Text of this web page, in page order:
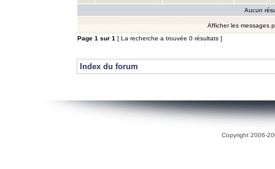
Aucun
Afficher les messages
Page 1 sur 1 [ La recherche a trouvée 0 résultats ]
Index du forum
Copyright 2006-